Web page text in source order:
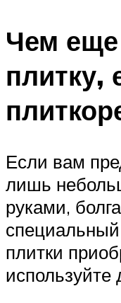
Чем еще
плитку,
Если вам
лишь
руками,
плитки
используйте